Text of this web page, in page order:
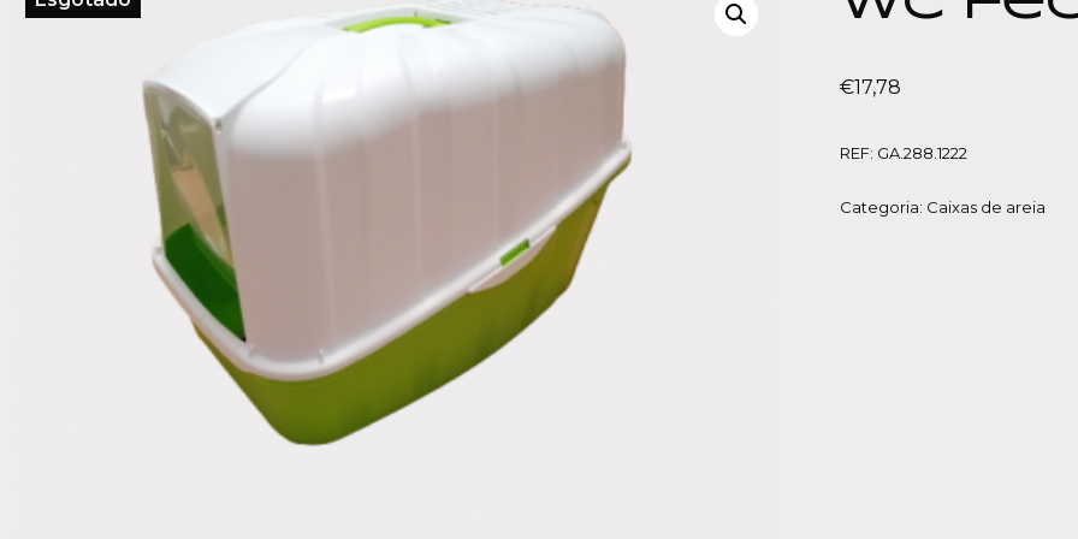
€17,78
REF: GA.288.1222
Categoria: Caixas de areia